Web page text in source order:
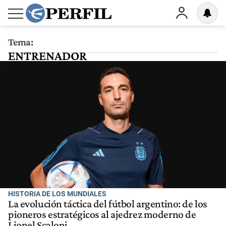
Tema:
ENTRENADOR
HISTORIA DE LOS MUNDIALES
La evolución táctica del fútbol argentino: de los
pioneros estratégicos al ajedrez moderno de